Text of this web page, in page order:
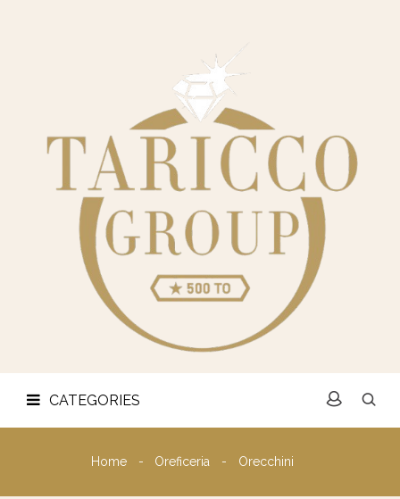
CATEGORIES
OREFICERIA
LINGOTTI
E
MONETE
CONTATTI
PRIVACY
Home Oreficeria Orecchini